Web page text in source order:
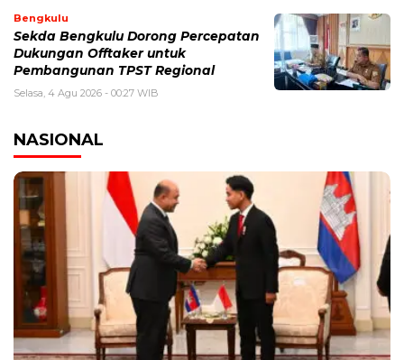
Bengkulu
Sekda Bengkulu Dorong Percepatan
Dukungan Offtaker untuk
Pembangunan TPST Regional
Selasa, 4 Agu 2026 - 00:27 WIB
NASIONAL